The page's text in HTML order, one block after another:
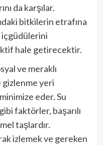
da karşılar.
bitkilerin etrafına
içgüdülerini
hale getirecektir.
ve meraklı
gizlenme yeri
eder. Su
faktörler, başarılı
taşlardır.
izlemek ve gereken